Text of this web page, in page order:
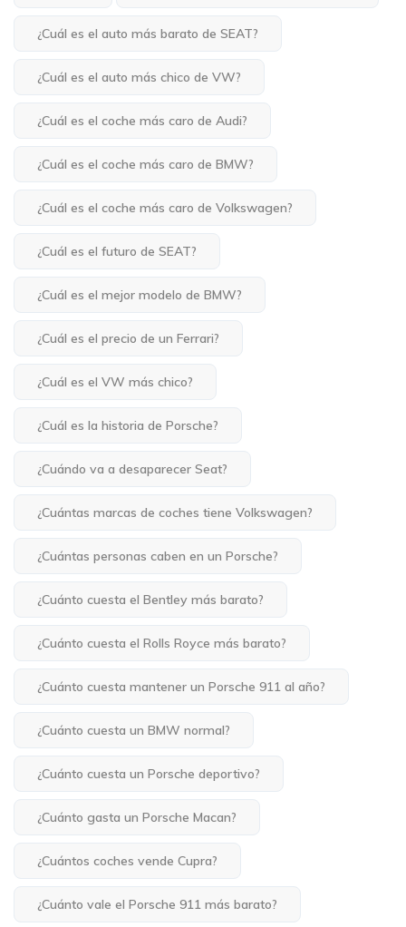
¿Cuál es el auto más barato de SEAT?
¿Cuál es el auto más chico de VW?
¿Cuál es el coche más caro de Audi?
¿Cuál es el coche más caro de BMW?
¿Cuál es el coche más caro de Volkswagen?
¿Cuál es el futuro de SEAT?
¿Cuál es el mejor modelo de BMW?
¿Cuál es el precio de un Ferrari?
¿Cuál es el VW más chico?
¿Cuál es la historia de Porsche?
¿Cuándo va a desaparecer Seat?
¿Cuántas marcas de coches tiene Volkswagen?
¿Cuántas personas caben en un Porsche?
¿Cuánto cuesta el Bentley más barato?
¿Cuánto cuesta el Rolls Royce más barato?
¿Cuánto cuesta mantener un Porsche 911 al año?
¿Cuánto cuesta un BMW normal?
¿Cuánto cuesta un Porsche deportivo?
¿Cuánto gasta un Porsche Macan?
¿Cuántos coches vende Cupra?
¿Cuánto vale el Porsche 911 más barato?